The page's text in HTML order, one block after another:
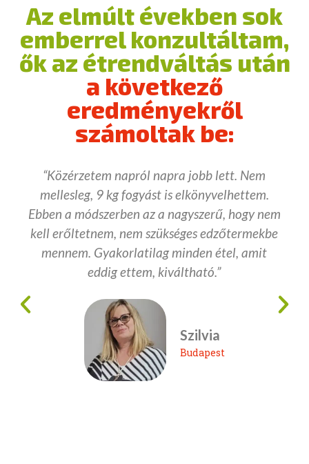
Az elmúlt években sok
emberrel konzultáltam,
ők az étrendváltás után
a következő
eredményekről
számoltak be:
“Közérzetem napról napra jobb lett. Nem
mellesleg, 9 kg fogyást is elkönyvelhettem.
Ebben a módszerben az a nagyszerű, hogy nem
kell erőltetnem, nem szükséges edzőtermekbe
mennem. Gyakorlatilag minden étel, amit
eddig ettem, kiváltható.”
Szilvia
Budapest